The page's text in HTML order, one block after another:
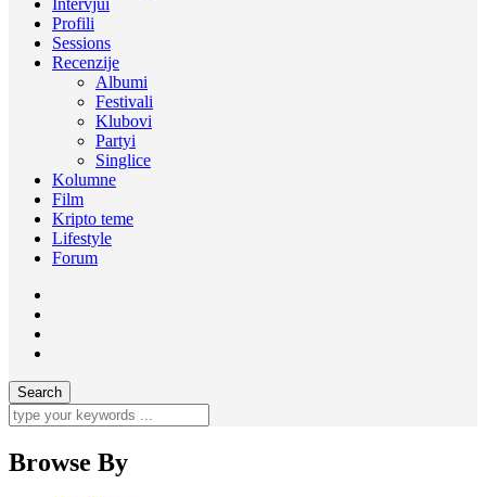
Intervjui
Profili
Sessions
Recenzije
Albumi
Festivali
Klubovi
Partyi
Singlice
Kolumne
Film
Kripto teme
Lifestyle
Forum
Browse By